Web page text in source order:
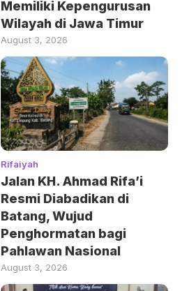
Memiliki Kepengurusan
Wilayah di Jawa Timur
August 3, 2026
Rifaiyah
Jalan KH. Ahmad Rifa’i
Resmi Diabadikan di
Batang, Wujud
Penghormatan bagi
Pahlawan Nasional
August 3, 2026